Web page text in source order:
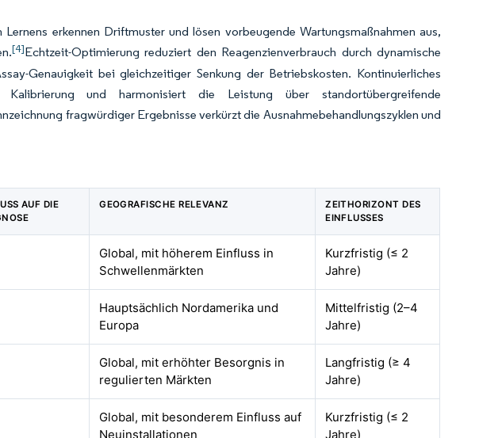
erkennen Driftmuster und lösen vorbeugende Wartungsmaßnahmen aus,
[4]Echtzeit-Optimierung reduziert den Reagenzienverbrauch durch dynamische
Genauigkeit bei gleichzeitiger Senkung der Betriebskosten. Kontinuierliches
und harmonisiert die Leistung über standortübergreifende
fragwürdiger Ergebnisse verkürzt die Ausnahmebehandlungszyklen und
AUF DIE
GEOGRAFISCHE RELEVANZ
ZEITHORIZONT DES
EINFLUSSES
Global, mit höherem Einfluss in
Schwellenmärkten
Kurzfristig (≤ 2
Jahre)
Hauptsächlich Nordamerika und
Europa
Mittelfristig (2–4
Jahre)
Global, mit erhöhter Besorgnis in
regulierten Märkten
Langfristig (≥ 4
Jahre)
Global, mit besonderem Einfluss auf
Neuinstallationen
Kurzfristig (≤ 2
Jahre)